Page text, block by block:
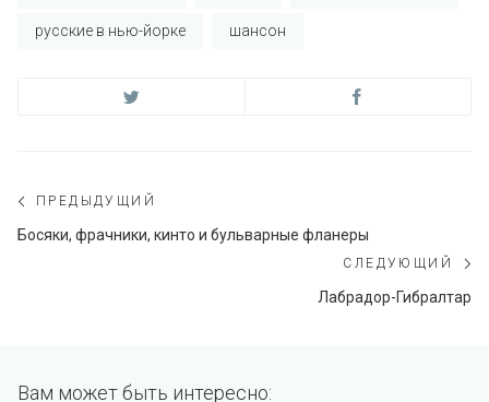
русские в нью-йорке шансон
Навигация
по
ПРЕДЫДУЩИЙ
Предыдущий
Босяки, фрачники, кинто и бульварные фланеры
СЛЕДУЮЩИЙ
Лабрадор-Гибралтар
Вам может быть интересно: